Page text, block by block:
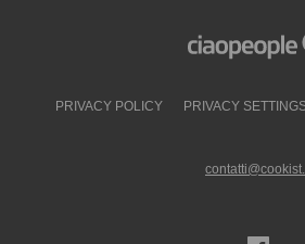
PRIVACY POLICY PRIVACY